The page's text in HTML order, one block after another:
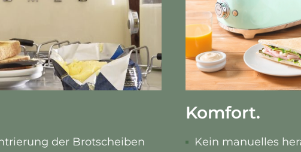
der Brotscheiben
Komfort.
Kein manuelles